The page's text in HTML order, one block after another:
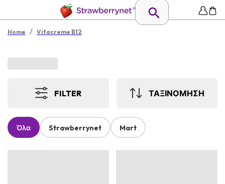
Home / Vitacreme B12
FILTER ΤΑΞΙΝΟΜΗΣΗ
Όλα Strawberrynet Mart